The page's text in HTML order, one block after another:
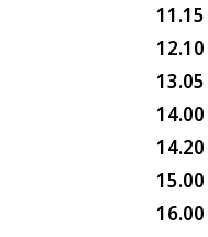
11.15
12.10
13.05
14.00
14.20
15.00
16.00